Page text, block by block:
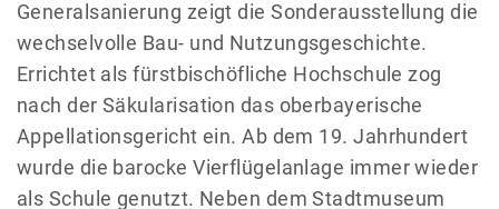
Generalsanierung zeigt die Sonderausstellung die
wechselvolle Bau- und Nutzungsgeschichte.
Errichtet als fürstbischöfliche Hochschule zog
nach der Säkularisation das oberbayerische
Appellationsgericht ein. Ab dem 19. Jahrhundert
wurde die barocke Vierflügelanlage immer wieder
als Schule genutzt. Neben dem Stadtmuseum